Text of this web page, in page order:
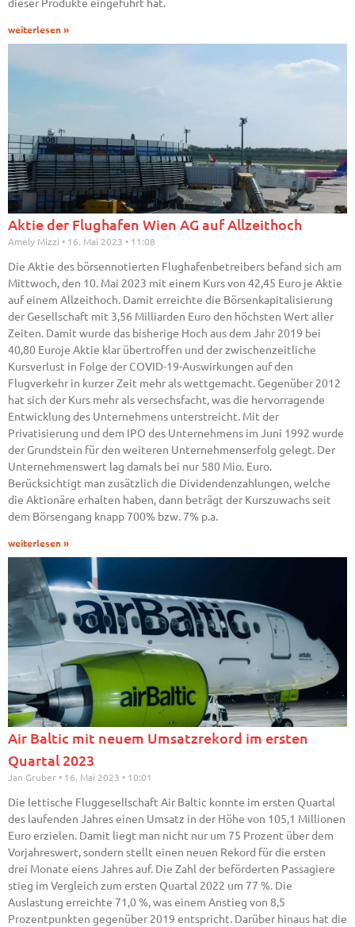
weiterlesen »
Aktie der Flughafen Wien AG auf Allzeithoch
Amely Mizzi 16. Mai 2023 11:08
Die Aktie des börsennotierten Flughafenbetreibers befand sich am
Mittwoch, den 10. Mai 2023 mit einem Kurs von 42,45 Euro je Aktie
auf einem Allzeithoch. Damit erreichte die Börsenkapitalisierung
der Gesellschaft mit 3,56 Milliarden Euro den höchsten Wert aller
Zeiten. Damit wurde das bisherige Hoch aus dem Jahr 2019 bei
40,80 Euroje Aktie klar übertroffen und der zwischenzeitliche
Kursverlust in Folge der COVID-19-Auswirkungen auf den
Flugverkehr in kurzer Zeit mehr als wettgemacht. Gegenüber 2012
hat sich der Kurs mehr als versechsfacht, was die hervorragende
Entwicklung des Unternehmens unterstreicht. Mit der
Privatisierung und dem IPO des Unternehmens im Juni 1992 wurde
der Grundstein für den weiteren Unternehmenserfolg gelegt. Der
Unternehmenswert lag damals bei nur 580 Mio. Euro.
Berücksichtigt man zusätzlich die Dividendenzahlungen, welche
die Aktionäre erhalten haben, dann beträgt der Kurszuwachs seit
dem Börsengang knapp 700% bzw. 7% p.a.
weiterlesen »
Air Baltic mit neuem Umsatzrekord im ersten
Quartal 2023
Jan Gruber 16. Mai 2023 10:01
Die lettische Fluggesellschaft Air Baltic konnte im ersten Quartal
des laufenden Jahres einen Umsatz in der Höhe von 105,1 Millionen
Euro erzielen. Damit liegt man nicht nur um 75 Prozent über dem
Vorjahreswert, sondern stellt einen neuen Rekord für die ersten
drei Monate eiens Jahres auf. Die Zahl der beförderten Passagiere
stieg im Vergleich zum ersten Quartal 2022 um 77 %. Die
Auslastung erreichte 71,0 %, was einem Anstieg von 8,5
Prozentpunkten gegenüber 2019 entspricht. Darüber hinaus hat die